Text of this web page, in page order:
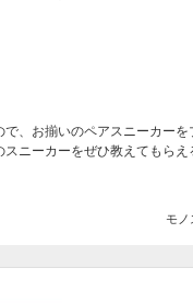
、お揃いのペアスニーカーを
ニーカーをぜひ教えてもらえ
モノ